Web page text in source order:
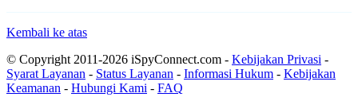
Kembali ke atas
© Copyright 2011-2026 iSpyConnect.com - Kebijakan Privasi -
Syarat Layanan - Status Layanan - Informasi Hukum - Kebijakan
Keamanan - Hubungi Kami - FAQ